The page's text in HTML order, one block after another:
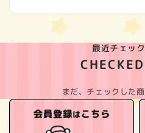
最近チェッ
まだ、チェックした